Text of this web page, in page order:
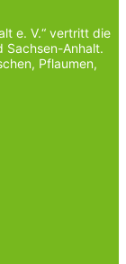
e. V.“ vertritt die
Sachsen-Anhalt.
Pflaumen,